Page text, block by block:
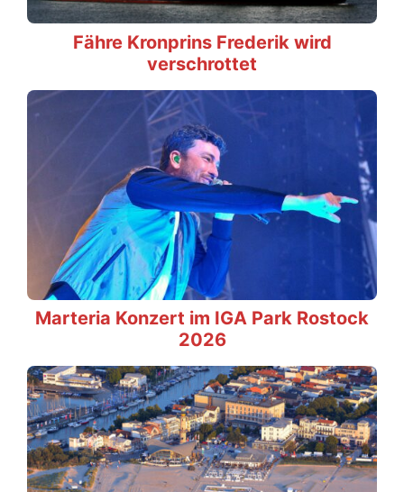
Fähre Kronprins Frederik wird
verschrottet
Marteria Konzert im IGA Park Rostock
2026